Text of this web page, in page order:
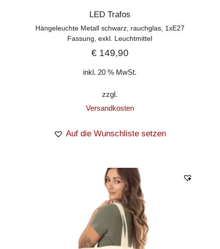
LED Trafos
Hängeleuchte Metall schwarz, rauchglas, 1xE27
Fassung, exkl. Leuchtmittel
€149,90
inkl. 20 % MwSt.
zzgl.
Versandkosten
Auf die Wunschliste setzen